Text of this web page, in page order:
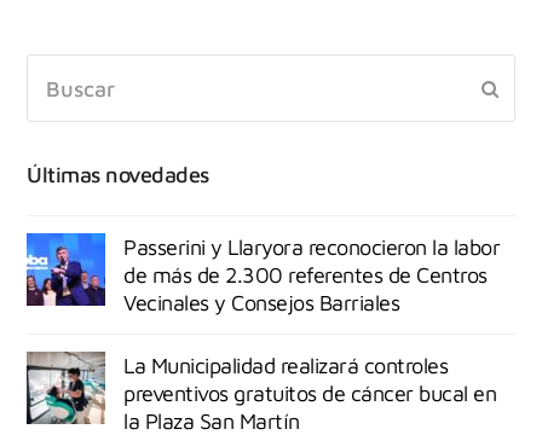
Últimas novedades
Passerini y Llaryora reconocieron la labor
de más de 2.300 referentes de Centros
Vecinales y Consejos Barriales
La Municipalidad realizará controles
preventivos gratuitos de cáncer bucal en
la Plaza San Martín